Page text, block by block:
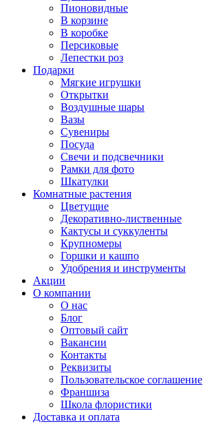
Пионовидные
В корзине
В коробке
Персиковые
Лепестки роз
Подарки
Мягкие игрушки
Открытки
Воздушные шары
Вазы
Сувениры
Посуда
Свечи и подсвечники
Рамки для фото
Шкатулки
Комнатные растения
Цветущие
Декоративно-лиственные
Кактусы и суккуленты
Крупномеры
Горшки и кашпо
Удобрения и инструменты
Акции
О компании
О нас
Блог
Оптовый сайт
Вакансии
Контакты
Реквизиты
Пользовательское соглашение
Франшиза
Школа флористики
Доставка и оплата